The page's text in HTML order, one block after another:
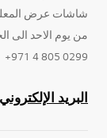
شاشات عرض
من يوم الاحد الى
0299 805 4 971+
البريد الإلكتروني